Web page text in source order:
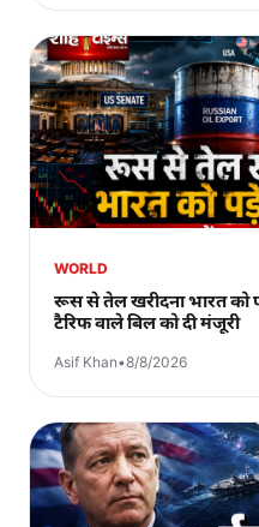
WORLD
रूस से तेल खरीदना भारत को
टैरिफ वाले बिल को दी मंजूरी
Asif Khan•8/8/2026